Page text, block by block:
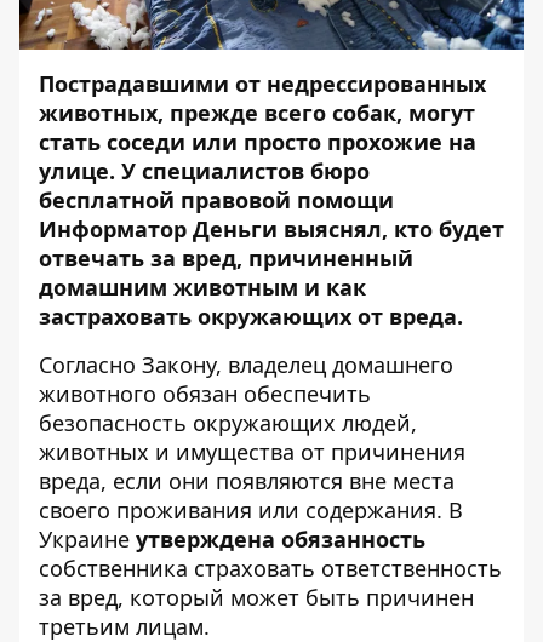
Пострадавшими от недрессированных
животных, прежде всего собак, могут
стать соседи или просто прохожие на
улице. У специалистов бюро
бесплатной правовой помощи
Информатор Деньги выяснял, кто будет
отвечать за вред, причиненный
домашним животным и как
застраховать окружающих от вреда.
Согласно Закону, владелец домашнего
животного обязан обеспечить
безопасность окружающих людей,
животных и имущества от причинения
вреда, если они появляются вне места
своего проживания или содержания. В
Украине утверждена обязанность
собственника страховать ответственность
за вред, который может быть причинен
третьим лицам.